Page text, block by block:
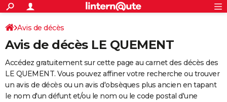
ACTUALITÉS
Politique
Société
Faits Divers
Education
Monde
Villes
+
SPORT
Coupe du monde 2026
Football
Tennis
Cyclisme
Rugby
Forum
Programme TV
TNTStreaming
Cinéma
Sorties cinéma
Musique
+FINANCE
Impôts
Immobilier
Risques naturels par ville
Banque
Assurance
Crédit
AUTO
Avis de décès
Avis de décès LE QUEMENT
Accédez gratuitement sur cette page au carnet des décès des
LE QUEMENT. Vous pouvez affiner votre recherche ou trouver
un avis de décès ou un avis d'obsèques plus ancien en tapant
le nom d'un défunt et/ou le nom ou le code postal d'une